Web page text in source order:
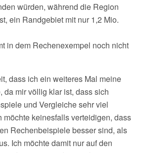
würden, während die Region
ein Randgebiet mit nur 1,2 Mio.
in dem Rechenexempel noch nicht
dass ich ein weiteres Mal meine
da mir völlig klar ist, dass sich
und Vergleiche sehr viel
möchte keinesfalls verteidigen, dass
Rechenbeispiele besser sind, als
Ich möchte damit nur auf den